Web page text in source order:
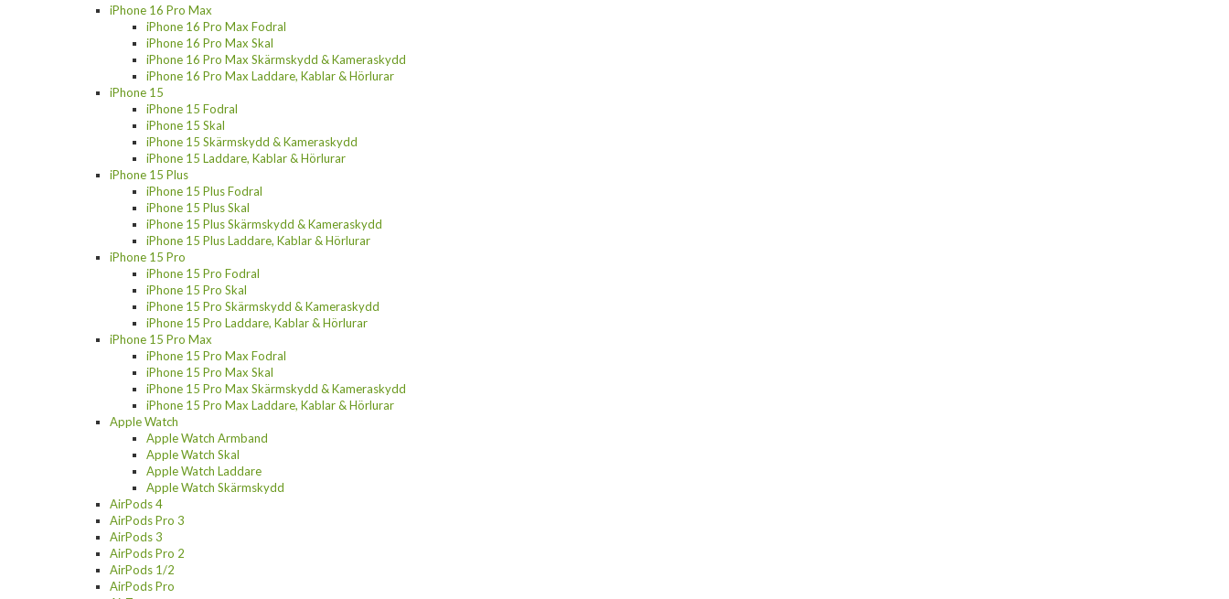
iPhone 16 Pro Max
iPhone 16 Pro Max Fodral
iPhone 16 Pro Max Skal
iPhone 16 Pro Max Skärmskydd & Kameraskydd
iPhone 16 Pro Max Laddare, Kablar & Hörlurar
iPhone 15
iPhone 15 Fodral
iPhone 15 Skal
iPhone 15 Skärmskydd & Kameraskydd
iPhone 15 Laddare, Kablar & Hörlurar
iPhone 15 Plus
iPhone 15 Plus Fodral
iPhone 15 Plus Skal
iPhone 15 Plus Skärmskydd & Kameraskydd
iPhone 15 Plus Laddare, Kablar & Hörlurar
iPhone 15 Pro
iPhone 15 Pro Fodral
iPhone 15 Pro Skal
iPhone 15 Pro Skärmskydd & Kameraskydd
iPhone 15 Pro Laddare, Kablar & Hörlurar
iPhone 15 Pro Max
iPhone 15 Pro Max Fodral
iPhone 15 Pro Max Skal
iPhone 15 Pro Max Skärmskydd & Kameraskydd
iPhone 15 Pro Max Laddare, Kablar & Hörlurar
Apple Watch
Apple Watch Armband
Apple Watch Skal
Apple Watch Laddare
Apple Watch Skärmskydd
AirPods 4
AirPods Pro 3
AirPods 3
AirPods Pro 2
AirPods 1/2
AirPods Pro